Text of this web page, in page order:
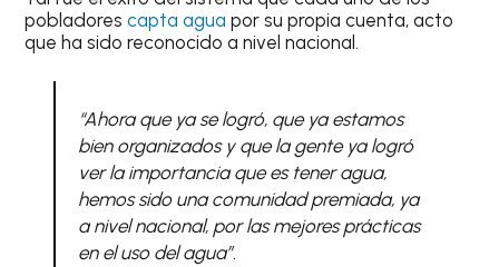
pobladorescapta agua por su propia cuenta, acto
que ha sido reconocido a nivel nacional.
“Ahora que ya se logró, que ya estamos
bien organizados y que la gente ya logró
ver la importancia que es tener agua,
hemos sido una comunidad premiada, ya
a nivel nacional, por las mejores prácticas
en el uso del agua”.